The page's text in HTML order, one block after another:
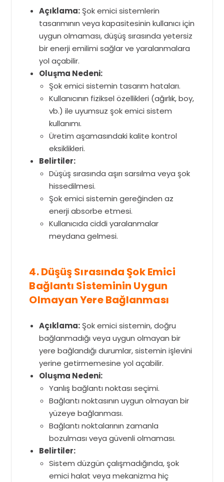
Açıklama: Şok emici sistemlerin
tasarımının veya kapasitesinin kullanıcı için
uygun olmaması, düşüş sırasında yetersiz
bir enerji emilimi sağlar ve yaralanmalara
yol açabilir.
Oluşma Nedeni:
Şok emici sistemin tasarım hataları.
Kullanıcının fiziksel özellikleri (ağırlık, boy,
vb.) ile uyumsuz şok emici sistem
kullanımı.
Üretim aşamasındaki kalite kontrol
eksiklikleri.
Belirtiler:
Düşüş sırasında aşırı sarsılma veya şok
hissedilmesi.
Şok emici sistemin gereğinden az
enerji absorbe etmesi.
Kullanıcıda ciddi yaralanmalar
meydana gelmesi.
4. Düşüş Sırasında Şok Emici
Bağlantı Sisteminin Uygun
Olmayan Yere Bağlanması
Açıklama: Şok emici sistemin, doğru
bağlanmadığı veya uygun olmayan bir
yere bağlandığı durumlar, sistemin işlevini
yerine getirmemesine yol açabilir.
Oluşma Nedeni:
Yanlış bağlantı noktası seçimi.
Bağlantı noktasının uygun olmayan bir
yüzeye bağlanması.
Bağlantı noktalarının zamanla
bozulması veya güvenli olmaması.
Belirtiler:
Sistem düzgün çalışmadığında, şok
emici halat veya mekanizma hiç